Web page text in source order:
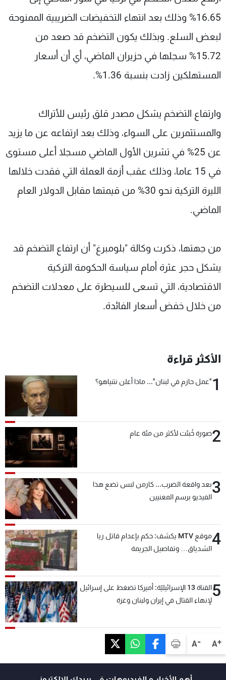
A+
A-
16.65% وذلك بعد انتهاء التخفيضات الضريبية الممنوحة
لبعض السلع. وبذلك يكون التضخم قد صعد من
15.72% سجلها في حزيران الماضي، أي أن أسعار
المستهلكين زادت بنسبة 1.36%.
وارتفاع التضخم يشكل مصدر قلق رئيس للأتراك
والمستثمرين على السواء، وذلك بعد ارتفاعه عن ما يزيد
عن 25% في تشرين الأول الماضي مسجلا أعلى مستوى
في 15 عاما، وذلك عقب أزمة العملة التي فقدت خلالها
الليرة التركية نحو 30% من قيمتها مقابل الدولار العام
الماضي.
من جهتها، ذكرت وكالة "بلومبرغ" أن ارتفاع التضخم قد
يشكل حجر عثرة أمام سياسة الحكومة التركية
الاقتصادية، التي تسعى للسيطرة على معدلات التضخم
من خلال خفض أسعار الفائدة.
الأكثر قراءة
1"عمل حازم في لبنان"... ماذا أعلن نتنياهو؟
2صورة خُبئت لأكثر من مئة عام
3بعد واقعة الضرب... كارمن لبس تضع هذا
الفيديو برسم المعنيين
4
موقع MTV يكشف: حكم بإعدام قاتل ريا
الشدياق… وتفاصيل الجريمة
5
القناة 13 الإسرائيليّة: أميركا تضغط على إسرائيل
لإنهاء القتال في إيران ولبنان وغزة
شاهد البرامج
عن MTV
لاعلاناتكم
وظائف
شروط الإسـتخدام